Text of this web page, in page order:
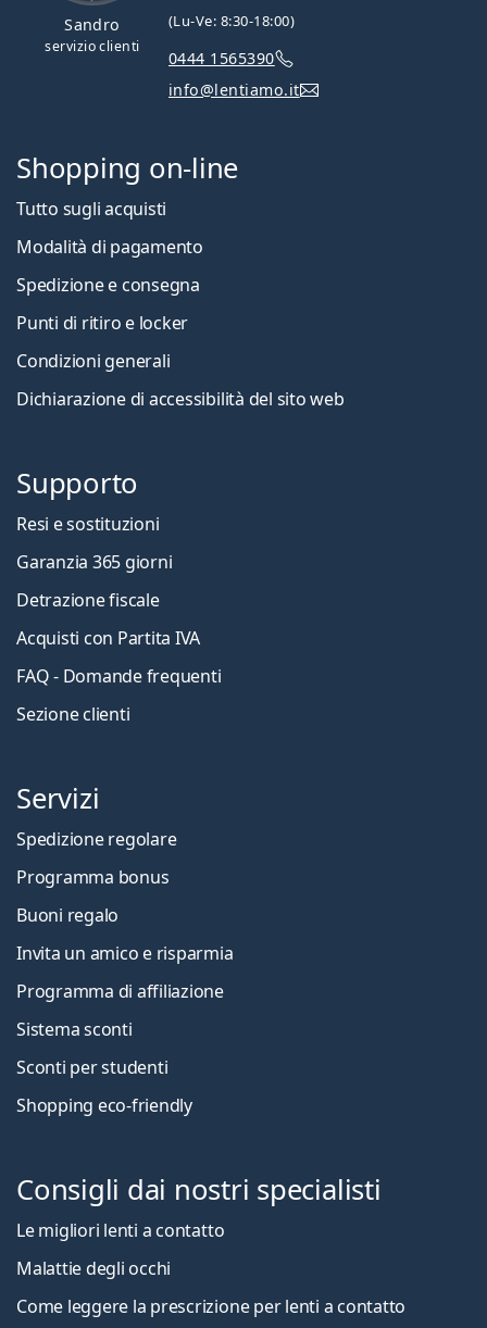
Sandro
servizio clienti
(Lu-Ve: 8:30-18:00)
0444 1565390
info@lentiamo.it
Shopping on-line
Tutto sugli acquisti
Modalità di pagamento
Spedizione e consegna
Punti di ritiro e locker
Condizioni generali
Dichiarazione di accessibilità del sito web
Supporto
Resi e sostituzioni
Garanzia 365 giorni
Detrazione fiscale
Acquisti con Partita IVA
FAQ - Domande frequenti
Sezione clienti
Servizi
Spedizione regolare
Programma bonus
Buoni regalo
Invita un amico e risparmia
Programma di affiliazione
Sistema sconti
Sconti per studenti
Shopping eco-friendly
Consigli dai nostri specialisti
Le migliori lenti a contatto
Malattie degli occhi
Come leggere la prescrizione per lenti a contatto